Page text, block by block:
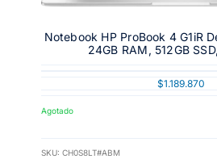
Notebook HP ProBook 4 G1iR
24GB RAM, 512GB
$1.189.870
Agotado
SKU: CH0S8LT#ABM